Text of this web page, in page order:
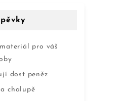
pro váš
dost peněz
chalupě